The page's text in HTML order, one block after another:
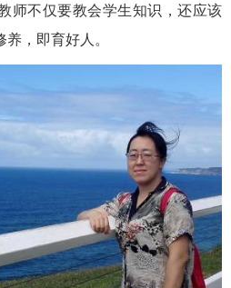
师不仅要教会学生知识，还应该
养 ，即育好人。